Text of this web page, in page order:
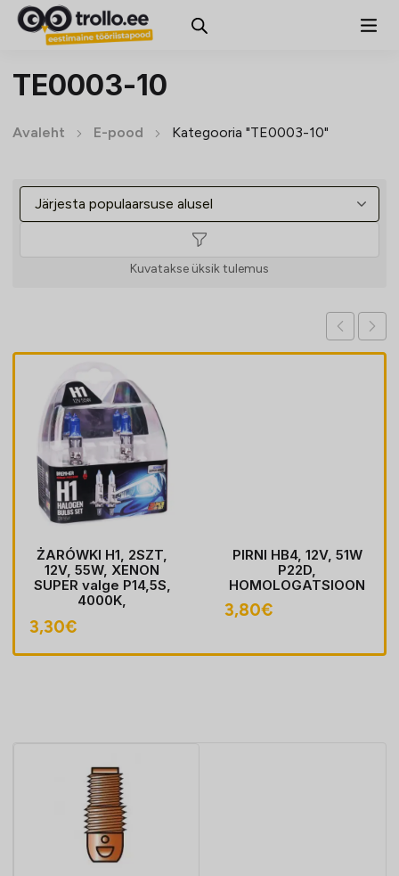
TE0003-10
Avaleht E-pood Kategooria "TE0003-10"
Kuvatakse üksik tulemus
ŻARÓWKI H1, 2SZT,
12V, 55W, XENON
SUPER valge P14,5S,
4000K,
3,30€
PIRNI HB4, 12V, 51W
P22D,
HOMOLOGATSIOON
3,80€